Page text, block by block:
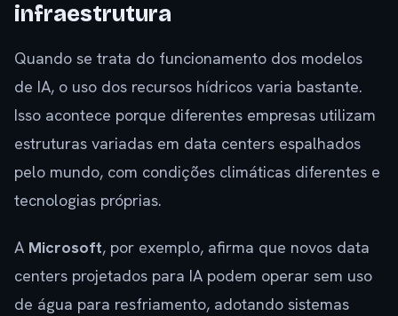
infraestrutura
Quando se trata do funcionamento dos modelos
de IA, o uso dos recursos hídricos varia bastante.
Isso acontece porque diferentes empresas utilizam
estruturas variadas em data centers espalhados
pelo mundo, com condições climáticas diferentes e
tecnologias próprias.
A Microsoft, por exemplo, afirma que novos data
centers projetados para IA podem operar sem uso
de água para resfriamento, adotando sistemas